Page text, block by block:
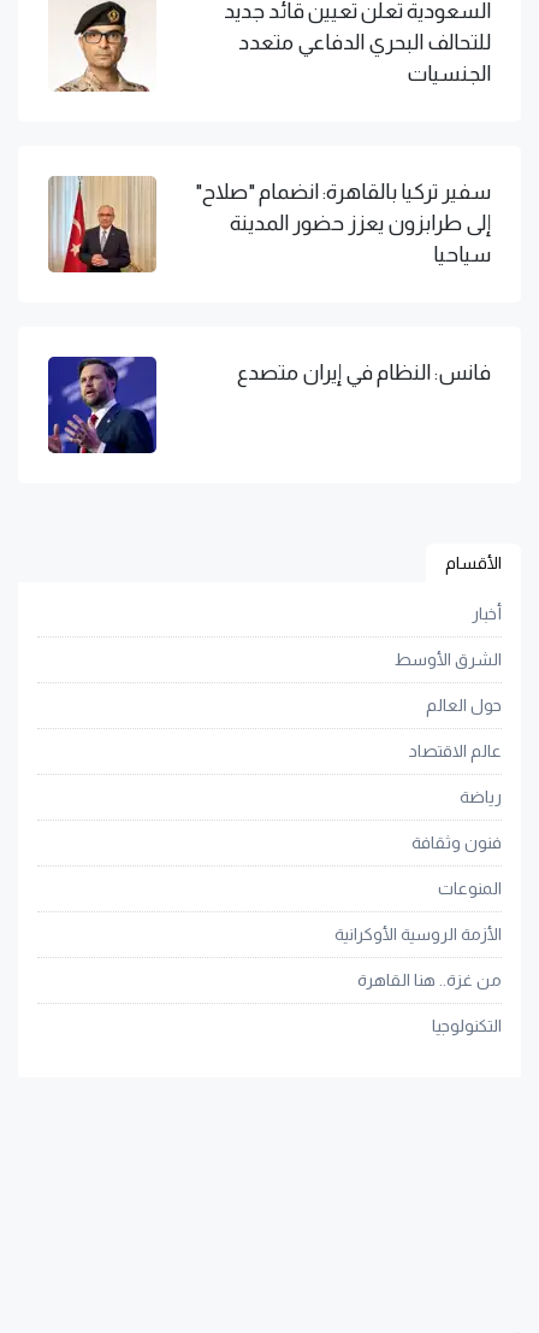
السعودية تعلن تعيين قائد جديد
للتحالف البحري الدفاعي متعدد
الجنسيات
سفير تركيا بالقاهرة: انضمام "صلاح"
إلى طرابزون يعزز حضور المدينة
سياحيا
فانس: النظام في إيران متصدع
الأقسام
أخبار
الشرق الأوسط
حول العالم
عالم الاقتصاد
رياضة
فنون وثقافة
المنوعات
الأزمة الروسية الأوكرانية
من غزة.. هنا القاهرة
التكنولوجيا